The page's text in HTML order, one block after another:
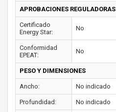
APROBACIONES REGULADORAS
Certificado
Energy Star:
No
Conformidad
EPEAT:
No
PESO Y DIMENSIONES
Ancho: No indicado
Profundidad: No indicado